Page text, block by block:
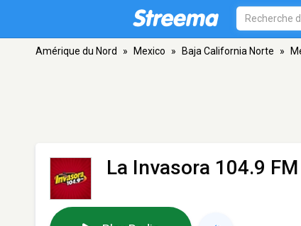
Amérique du Nord » Mexico » Baja California Norte »
La Invasora 104.9